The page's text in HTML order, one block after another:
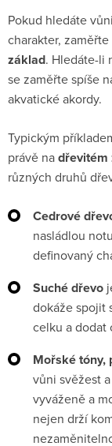
Pokud hledáte
charakter,
základ. Hledáte-li
se zaměřte spíše
akvatické akordy.
Typickým
právě nadřevitém
různých druhů
Cedrové
nasládlou
definovaný
Suché dřevo
dokáže spojit
celku a dodat
Mořské tóny,
vůni svěžest
vyváženě a
nejen drží